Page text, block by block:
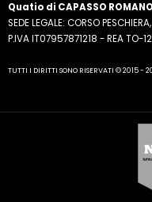
Quatio di CAPASSO ROMANO
SEDE LEGALE: CORSO
P.IVA IT07957871218 - REA TO-
TUTTI I DIRITTI SONO RISERVATI © 2015